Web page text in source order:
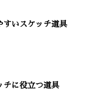
すいスケッチ道具
チに役立つ道具